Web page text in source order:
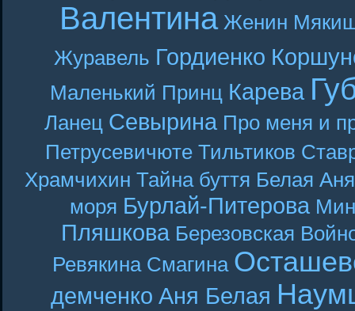
Валентина Женин
Журавель Гордиенко
Маленький Принц Карева
Ланец Севырина Про меня и
Петрусевичюте Тильтиков
Храмчихин Тайна буття Белая Аня
моря Бурлай-Питерова
Пляшкова Березовская
Ревякина Смагина
демченко Аня Белая